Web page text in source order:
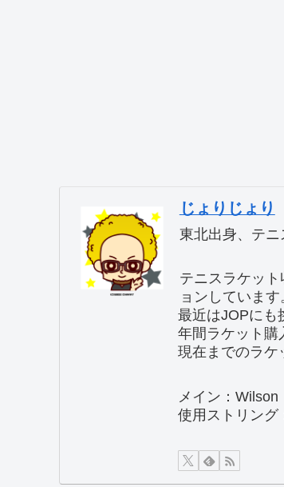
じょりじょり
東北出身、テニ
テニスラケッ
ョンしています
最近はJOPにも
年間ラケット購
現在までのラケ
メイン：
使用ストリン